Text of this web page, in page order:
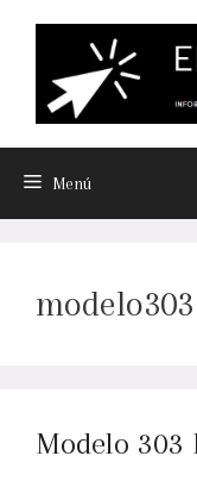
Menú
modelo303
Modelo 303